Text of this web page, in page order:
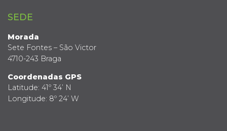
SEDE
Morada
Sete Fontes – São Victor
4710-243 Braga
Coordenadas GPS
Latitude: 41º 34’ N
Longitude: 8º 24’ W